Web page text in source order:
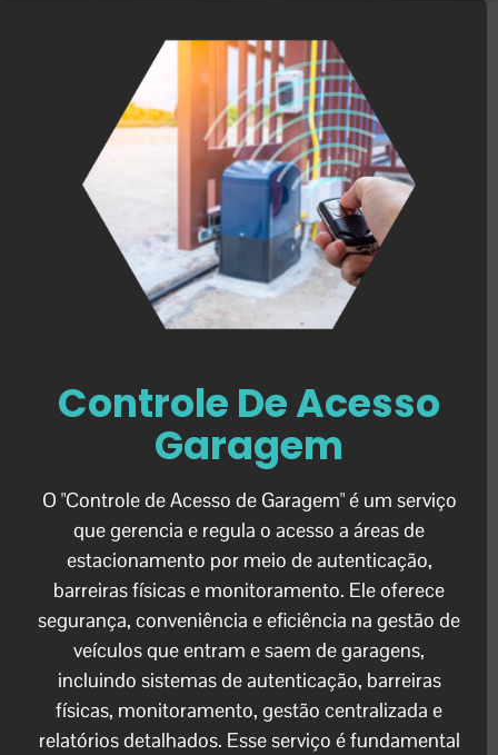
Controle De Acesso
Garagem
O "Controle de Acesso de Garagem" é um serviço
que gerencia e regula o acesso a áreas de
estacionamento por meio de autenticação,
barreiras físicas e monitoramento. Ele oferece
segurança, conveniência e eficiência na gestão de
veículos que entram e saem de garagens,
incluindo sistemas de autenticação, barreiras
físicas, monitoramento, gestão centralizada e
relatórios detalhados. Esse serviço é fundamental